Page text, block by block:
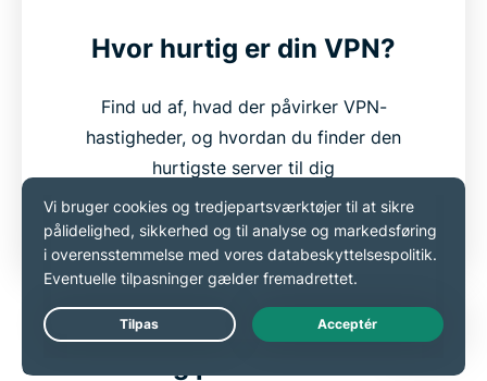
Hvor hurtig er din VPN?
Find ud af, hvad der påvirker VPN-
hastigheder, og hvordan du finder den
hurtigste server til dig
Få mere at vide
Sikkerhed og privatliv
Live Chat